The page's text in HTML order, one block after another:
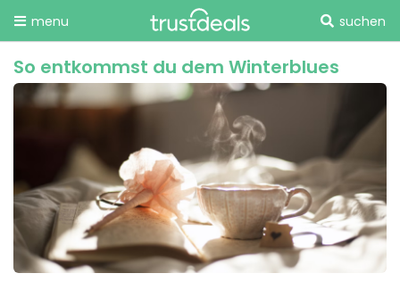
menu suchen
So entkommst du dem Winterblues